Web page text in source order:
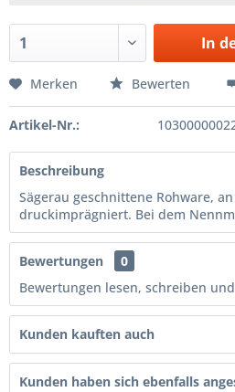
In
Merken Bewerten
Artikel-Nr.:
Beschreibung
Sägerau geschnittene Rohware,
druckimprägniert. Bei dem
Bewertungen
0
Bewertungen lesen, schreiben
Kunden kauften auch
Kunden haben sich ebenfalls